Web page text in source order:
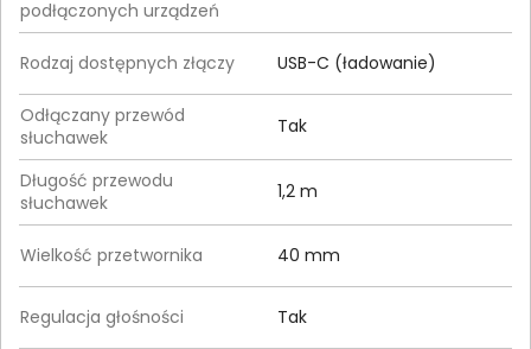
podłączonych urządzeń
Rodzaj dostępnych złączy USB-C (ładowanie)
Odłączany przewód
słuchawek
Tak
Długość przewodu
słuchawek
1,2 m
Wielkość przetwornika 40 mm
Regulacja głośności Tak